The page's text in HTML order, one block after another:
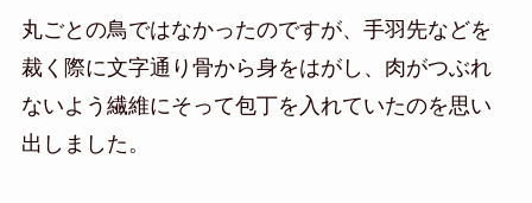
丸ごとの鳥ではなかったのですが、手羽先などを
裁く際に文字通り骨から身をはがし、肉がつぶれ
ないよう繊維にそって包丁を入れていたのを思い
出しました。